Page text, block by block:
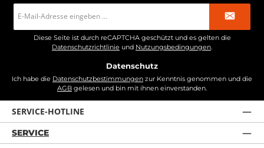
E-
Mail-
Diese Seite ist durch reCAPTCHA geschützt und es gelten die
Datenschutzrichtlinie und Nutzungsbedingungen.
Datenschutz
Ich habe die Datenschutzbestimmungen zur Kenntnis genommen und die
AGB gelesen und bin mit ihnen einverstanden.
SERVICE-HOTLINE
SERVICE